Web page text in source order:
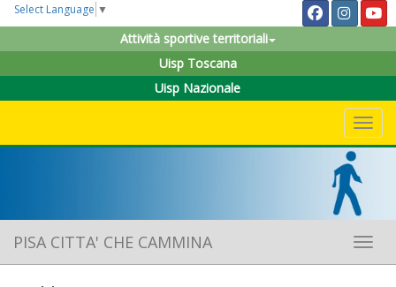
Select Language ▼
Attività sportive territoriali
Uisp Toscana
Uisp Nazionale
PISA CITTA' CHE CAMMINA